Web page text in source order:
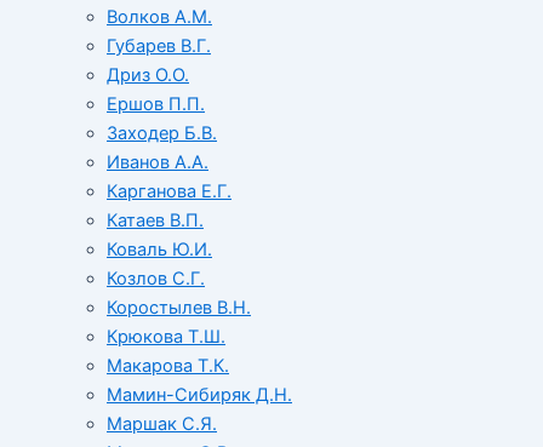
Волков А.М.
Губарев В.Г.
Дриз О.О.
Ершов П.П.
Заходер Б.В.
Иванов А.А.
Карганова Е.Г.
Катаев В.П.
Коваль Ю.И.
Козлов С.Г.
Коростылев В.Н.
Крюкова Т.Ш.
Макарова Т.К.
Мамин-Сибиряк Д.Н.
Маршак С.Я.